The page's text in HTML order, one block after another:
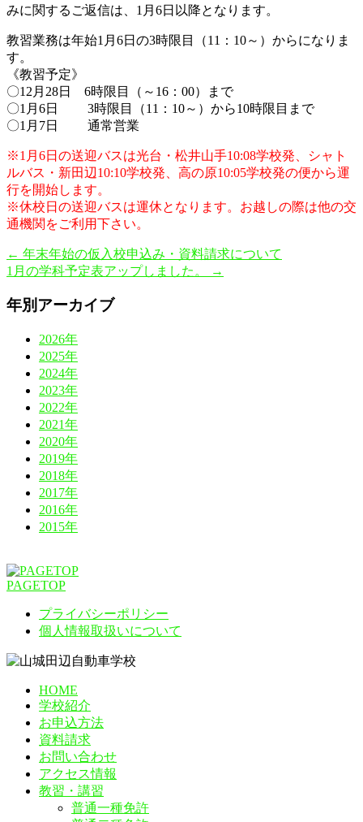
みに関するご返信は、1月6日以降となります。
教習業務は年始1月6日の3時限目（11：10～）からになりま
す。
《教習予定》
〇12月28日 6時限目（～16：00）まで
〇1月6日 3時限目（11：10～）から10時限目まで
〇1月7日 通常営業
※1月6日の送迎バスは光台・松井山手10:08学校発、シャト
ルバス・新田辺10:10学校発、高の原10:05学校発の便から運
行を開始します。
※休校日の送迎バスは運休となります。お越しの際は他の交
通機関をご利用下さい。
← 年末年始の仮入校申込み・資料請求について
1月の学科予定表アップしました。
→
年別アーカイブ
2026年
2025年
2024年
2023年
2022年
2021年
2020年
2019年
2018年
2017年
2016年
2015年
PAGETOP
プライバシーポリシー
個人情報取扱いについて
HOME
学校紹介
お申込方法
資料請求
お問い合わせ
アクセス情報
教習・講習
普通一種免許